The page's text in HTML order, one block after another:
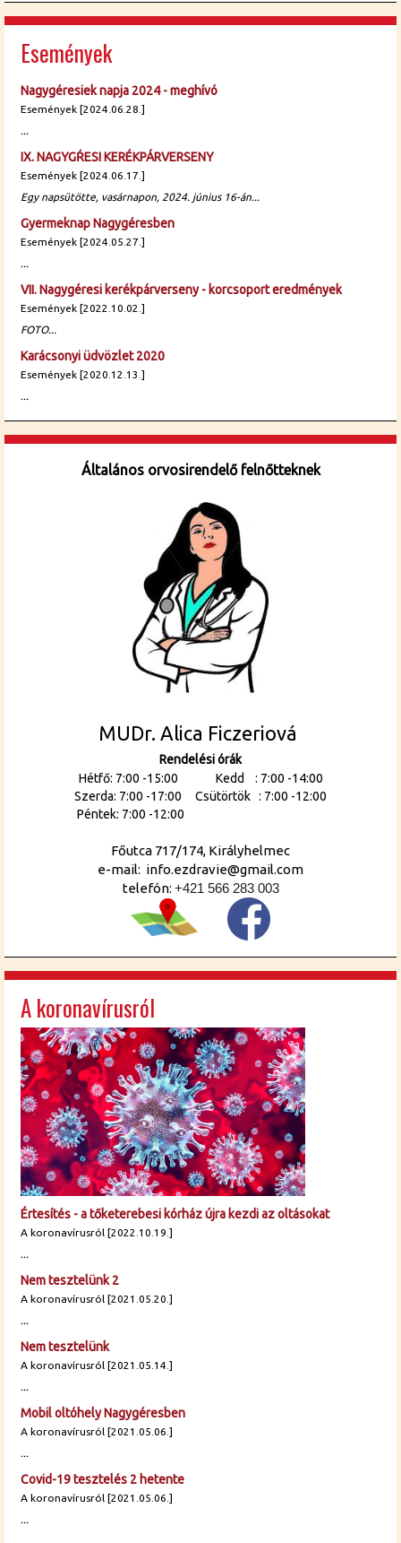
Események
Nagygéresiek napja 2024 - meghívó
Események [2024.06.28.]
...
IX. NAGYGŔESI KERÉKPÁRVERSENY
Események [2024.06.17.]
Egy napsütötte, vasárnapon, 2024. június 16-án...
Gyermeknap Nagygéresben
Események [2024.05.27.]
...
VII. Nagygéresi kerékpárverseny - korcsoport eredmények
Események [2022.10.02.]
FOTO...
Karácsonyi üdvözlet 2020
Események [2020.12.13.]
...
Általános orvosirendelő felnőtteknek
MUDr. Alica Ficzeriová
Rendelési órák
Hétfő: 7:00 -15:00 Kedd : 7:00 -14:00
Szerda: 7:00 -17:00 Csütörtök : 7:00 -12:00
Péntek: 7:00 -12:00
Főutca 717/174, Királyhelmec
e-mail: info.ezdravie@gmail.com
telefón: +421 566 283 003
A koronavírusról
Értesítés - a tőketerebesi kórház újra kezdi az oltásokat
A koronavírusról [2022.10.19.]
...
Nem tesztelünk 2
A koronavírusról [2021.05.20.]
...
Nem tesztelünk
A koronavírusról [2021.05.14.]
...
Mobil oltóhely Nagygéresben
A koronavírusról [2021.05.06.]
...
Covid-19 tesztelés 2 hetente
A koronavírusról [2021.05.06.]
...